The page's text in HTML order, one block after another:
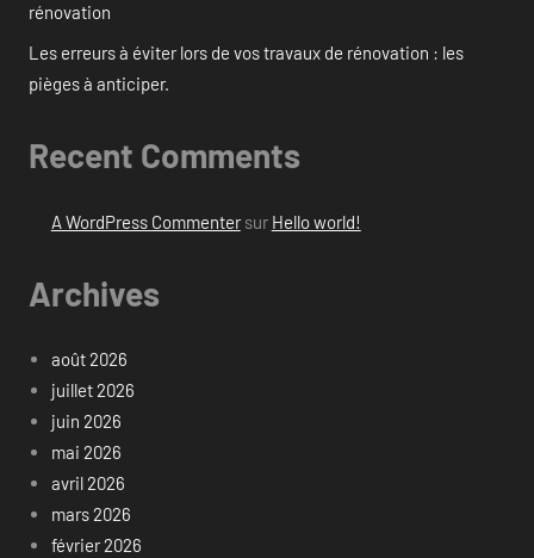
rénovation
Les erreurs à éviter lors de vos travaux de rénovation : les
pièges à anticiper.
Recent Comments
A WordPress Commentersur Hello world!
Archives
août 2026
juillet 2026
juin 2026
mai 2026
avril 2026
mars 2026
février 2026